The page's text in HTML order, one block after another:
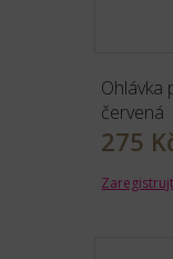
Ohlávka
červená
275